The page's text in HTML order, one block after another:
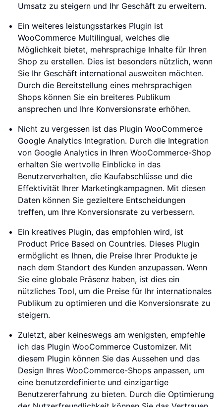
Umsatz zu steigern und Ihr Geschäft zu erweitern.
Ein weiteres leistungsstarkes Plugin ist
WooCommerce Multilingual, welches die
Möglichkeit bietet, mehrsprachige Inhalte für Ihren
Shop zu erstellen. Dies ist besonders nützlich, wenn
Sie Ihr Geschäft international ausweiten möchten.
Durch die Bereitstellung eines mehrsprachigen
Shops können Sie ein breiteres Publikum
ansprechen und Ihre Konversionsrate erhöhen.
Nicht zu vergessen ist das Plugin WooCommerce
Google Analytics Integration. Durch die Integration
von Google Analytics in Ihren WooCommerce-Shop
erhalten Sie wertvolle Einblicke in das
Benutzerverhalten, die Kaufabschlüsse und die
Effektivität Ihrer Marketingkampagnen. Mit diesen
Daten können Sie gezieltere Entscheidungen
treffen, um Ihre Konversionsrate zu verbessern.
Ein kreatives Plugin, das empfohlen wird, ist
Product Price Based on Countries. Dieses Plugin
ermöglicht es Ihnen, die Preise Ihrer Produkte je
nach dem Standort des Kunden anzupassen. Wenn
Sie eine globale Präsenz haben, ist dies ein
nützliches Tool, um die Preise für Ihr internationales
Publikum zu optimieren und die Konversionsrate zu
steigern.
Zuletzt, aber keineswegs am wenigsten, empfehle
ich das Plugin WooCommerce Customizer. Mit
diesem Plugin können Sie das Aussehen und das
Design Ihres WooCommerce-Shops anpassen, um
eine benutzerdefinierte und einzigartige
Benutzererfahrung zu bieten. Durch die Optimierung